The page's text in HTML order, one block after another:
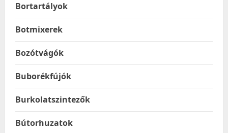
Bortartályok
Botmixerek
Bozótvágók
Buborékfújók
Burkolatszintezők
Bútorhuzatok